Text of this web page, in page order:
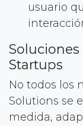
usuario
Soluciones
Startups
No todos los
Solutions se
medida,